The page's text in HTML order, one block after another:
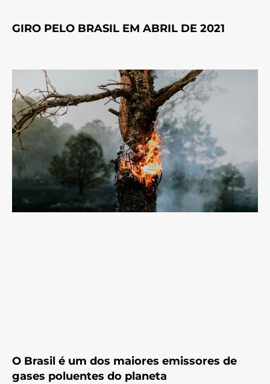
GIRO PELO BRASIL EM ABRIL DE 2021
O Brasil é um dos maiores emissores de
gases poluentes do planeta